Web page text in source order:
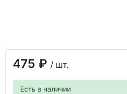
475 ₽ / шт.
Есть в наличии